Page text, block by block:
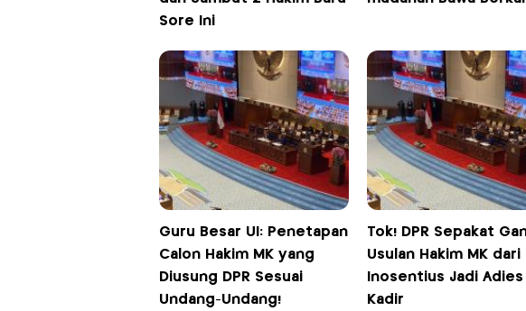
Sore Ini
Guru Besar UI: Penetapan
Calon Hakim MK yang
Diusung DPR Sesuai
Undang-Undang!
Tok! DPR Sepakat
Usulan Hakim MK dari
Inosentius Jadi Adies
Kadir